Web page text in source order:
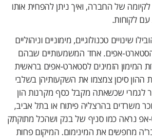
לקיומה של החברה, ואיך ניתן להפחית אותו
לקוחות.
שינויים טכנולוגיים, מימוניים וניהוליים
אפים. אחד המשמעותיים שבהם
המימון הזמינים לסטארט-אפים בראשית
סיכון צמצמו את השקעותיהן בשלבי
לגמרי שכשאתה מקבל כסף מקרנות הון
משרדים בהרצליה פיתוח או בתל אביב,
נראה כמו סניף של בנק ושהכל מתוקתק
מחפשים את המינימום. המיקום פחות